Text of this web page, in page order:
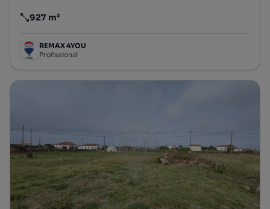
Preço por metro quadrado
927 m²
REMAX 4YOU
Profissional